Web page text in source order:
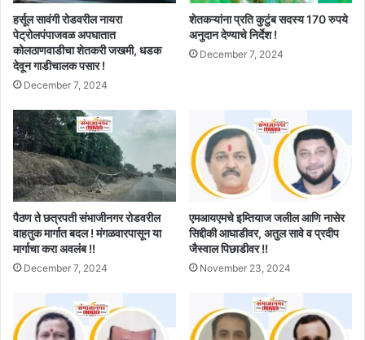
हर्सूल सावंगी रोडवरील नायरा
पेट्रोलपंपाजवळ अपघातात
कोलठाणवाडीचा शेतकरी जखमी, धडक
देवून गाडीचालक पसार !
December 7, 2024
शेतकऱ्यांना प्रति कुटुंब सदस्य 170 रुपये
अनुदान देण्याचे निर्देश !
December 7, 2024
पैठण ते छत्रपती संभाजीनगर रोडवरील
वाहतुक मार्गात बदल ! मंगळवारपासून या
मार्गाचा करा अवलंब !!
December 7, 2024
एमआयएमचे इम्तियाज जलील आणि नासेर
सिद्दीकी आघाडीवर, अतुल सावे व प्रदीप
जैस्वाल पिछाडीवर !!
November 23, 2024